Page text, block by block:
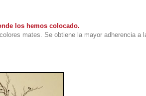
los hemos colocado.
mates. Se obtiene la mayor adherencia a